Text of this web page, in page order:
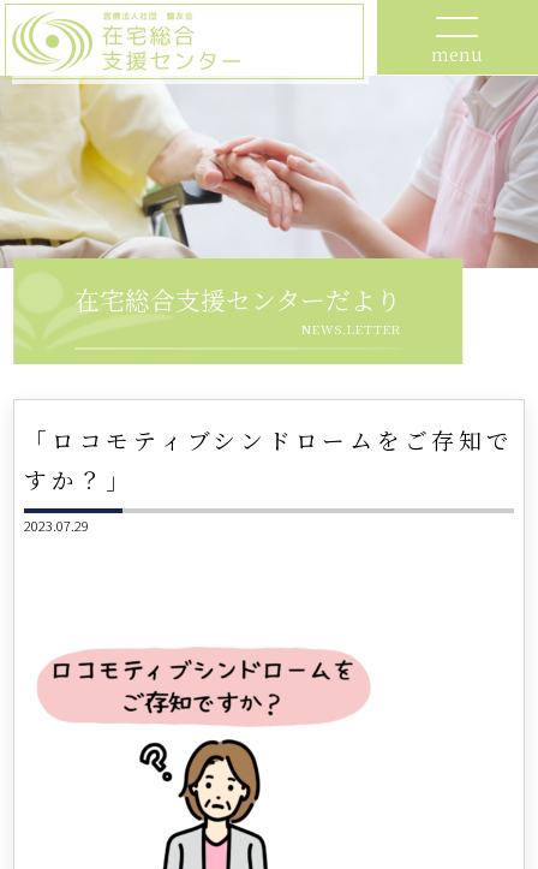
menu
在宅総合支援センターだより
NEWS.LETTER
「ロコモティブシンドロームをご存知で
すか？」
2023.07.29